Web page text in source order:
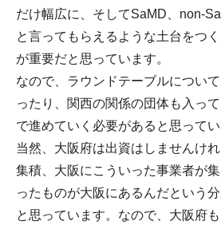
だけ幅広に、そしてSaMD、non-
と言ってもらえるような土台をつ
が重要だと思っています。
なので、ラウンドテーブルについ
ったり、関西の関係の団体も入っ
で進めていく必要があると思って
当然、大阪府は出資はしませんけ
集積、大阪にこういった事業者が
ったものが大阪にあるんだという
と思っています。なので、大阪府